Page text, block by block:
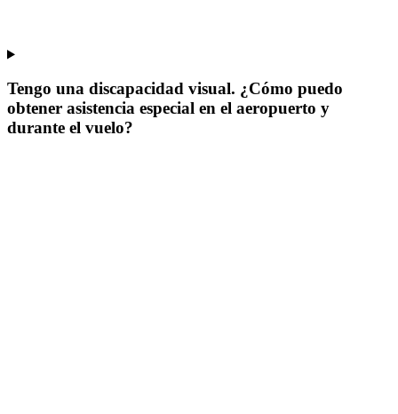
Tengo una discapacidad visual. ¿Cómo puedo
obtener asistencia especial en el aeropuerto y
durante el vuelo?